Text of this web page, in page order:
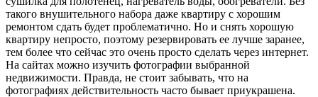
такого внушительного набора даже квартиру с хорошим
ремонтом сдать будет проблематично. Но и снять хорошую
квартиру непросто, поэтому резервировать ее лучше заранее,
тем более что сейчас это очень просто сделать через интернет.
На сайтах можно изучить фотографии выбранной
недвижимости. Правда, не стоит забывать, что на
фотографиях действительность часто бывает приукрашена.